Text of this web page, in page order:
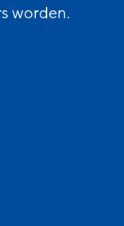
worden.